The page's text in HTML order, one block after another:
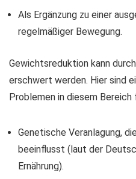
Als Ergänzung zu einer
regelmäßiger Bewegung.
Gewichtsreduktion kann
erschwert werden. Hier sind
Problemen in diesem Bereich
Genetische Veranlagung,
beeinflusst (laut der
Ernährung).